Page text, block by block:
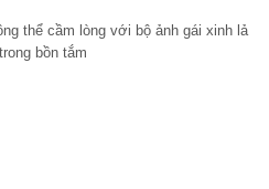
thể cầm lòng với bộ ảnh gái xinh lả
trong bồn tắm